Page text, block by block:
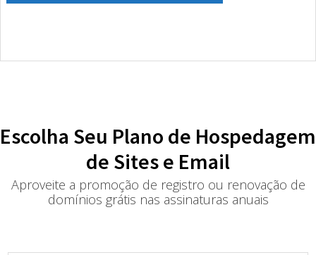
Escolha Seu Plano de Hospedagem
de Sites e Email
Aproveite a promoção de registro ou renovação de
domínios grátis nas assinaturas anuais